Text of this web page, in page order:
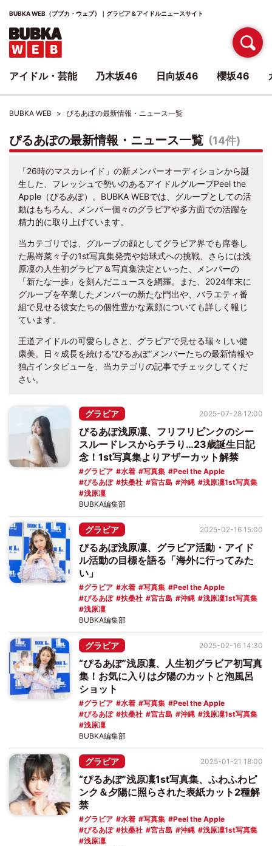
BUBKA WEB（ブブカ・ウェブ）｜グラビア＆アイドルニュースサイト
BUBKA WEB ぴるあぽの最新情報・ニュース一覧
ぴるあぽの最新情報・ニュース一覧 (14件)
「26時のマスカレイド」の新メンバーオーディションから誕
生した、フレッシュで勢いのあるアイドルグループPeel the
Apple（ぴるあぽ）。BUBKA WEBでは、グループとしての活
動はもちろん、メンバー個々のグラビアや多方面での活躍を
精力的に取り上げています。
当カテゴリでは、グループの顔としてグラビア界でも席巻し
た黒嵜菜々子の1st写真集発売や始球式への挑戦、さらには浅
原凜の人生初グラビア＆写真集決定といった、メンバーの
「新たな一歩」を刻んだニュースを網羅。また、2024年末に
グループを卒業したメンバーの新たな門出や、バラエティ番
組で見せる彼女たちの個性豊かな素顔についても詳しく報じ
ています。
王道アイドルの可愛らしさと、グラビアで見せる瑞々しい健
康美。日々成長を続ける“ぴるあぽ”メンバーたちの最新情報や
独占インタビューを、当カテゴリの記事でチェックしてくだ
さい。
グラビア
ぴるあぽ浅原凜、フリフリピンクのシー
スルードレスからチラり…23歳誕生日記
念！1st写真集よりアザーカット解禁
グラビア 水着 写真集
Peel the Apple
ぴるあぽ
扶桑社 宮古島 沖縄
浅原凜1st写真集
浅原凜
2025-07-28 12:00
BUBKA編集部
グラビア
ぴるあぽ浅原凜、グラビア活動・アイド
ル活動の目標を語る「海外に行ってみた
い」
グラビア 水着 写真集
Peel the Apple
ぴるあぽ
扶桑社 宮古島 沖縄
浅原凜1st写真集
浅原凜
2025-02-16 15:00
BUBKA編集部
グラビア
“ぴるあぽ”浅原凜、人生初グラビア初写真
集！お気に入りは夕陽のカットと泡風呂
ショット
グラビア 水着 写真集
Peel the Apple
ぴるあぽ
扶桑社 宮古島 沖縄
浅原凜1st写真集
浅原凜
2025-02-16 14:30
BUBKA編集部
グラビア
“ぴるあぽ”浅原凜1st写真集、ふわふわピ
ンク＆夕陽に照らされた表紙カット2種解
禁
グラビア 水着 写真集
Peel the Apple
ぴるあぽ
扶桑社 宮古島 沖縄
浅原凜1st写真集
浅原凜
2025-01-21 18:00
アイドル・芸能 乃木坂46 日向坂46 櫻坂46